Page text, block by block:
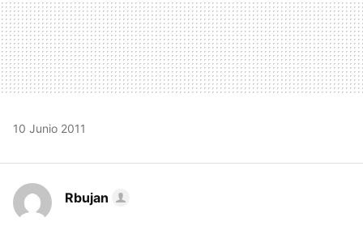
10 Junio 2011
Rbujan